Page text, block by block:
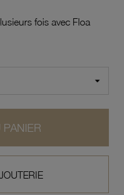
fois avec Floa
PANIER